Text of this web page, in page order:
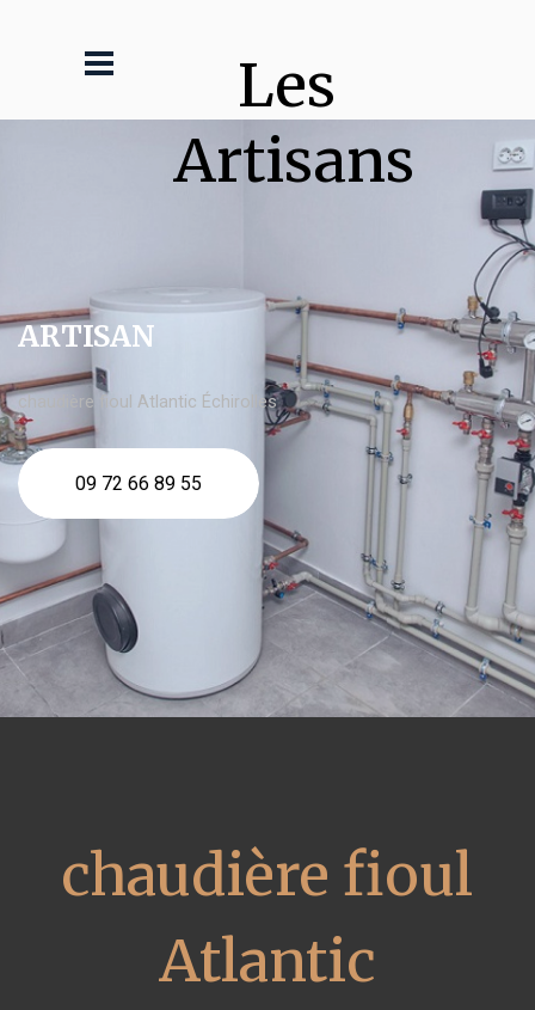
Les
Artisans
ARTISAN
chaudière fioul Atlantic Échirolles
09 72 66 89 55
chaudière fioul
Atlantic